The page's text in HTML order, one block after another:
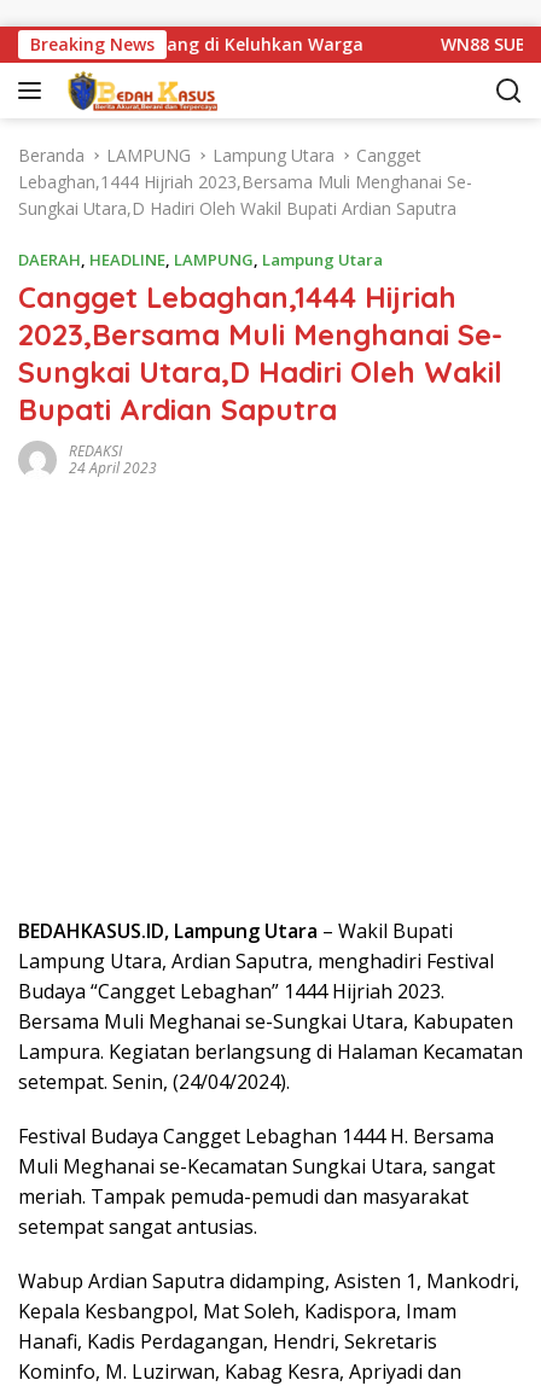
Breaking News
Km 1 Basarang di Keluhkan Warga WN88 SUB UNIT
Beranda LAMPUNG Lampung Utara
Cangget
Lebaghan,1444 Hijriah 2023,Bersama Muli Menghanai Se-
Sungkai Utara,D Hadiri Oleh Wakil Bupati Ardian Saputra
DAERAH, HEADLINE, LAMPUNG, Lampung Utara
Cangget Lebaghan,1444 Hijriah
2023,Bersama Muli Menghanai Se-
Sungkai Utara,D Hadiri Oleh Wakil
Bupati Ardian Saputra
REDAKSI
24 April 2023
BEDAHKASUS.ID, Lampung Utara – Wakil Bupati
Lampung Utara, Ardian Saputra, menghadiri Festival
Budaya “Cangget Lebaghan” 1444 Hijriah 2023.
Bersama Muli Meghanai se-Sungkai Utara, Kabupaten
Lampura. Kegiatan berlangsung di Halaman Kecamatan
setempat. Senin, (24/04/2024).
Festival Budaya Cangget Lebaghan 1444 H. Bersama
Muli Meghanai se-Kecamatan Sungkai Utara, sangat
meriah. Tampak pemuda-pemudi dan masyarakat
setempat sangat antusias.
Wabup Ardian Saputra didamping, Asisten 1, Mankodri,
Kepala Kesbangpol, Mat Soleh, Kadispora, Imam
Hanafi, Kadis Perdagangan, Hendri, Sekretaris
Kominfo, M. Luzirwan, Kabag Kesra, Apriyadi dan